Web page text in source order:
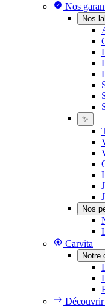
Nos
Nos
✨
Nos
Carvita
Notre